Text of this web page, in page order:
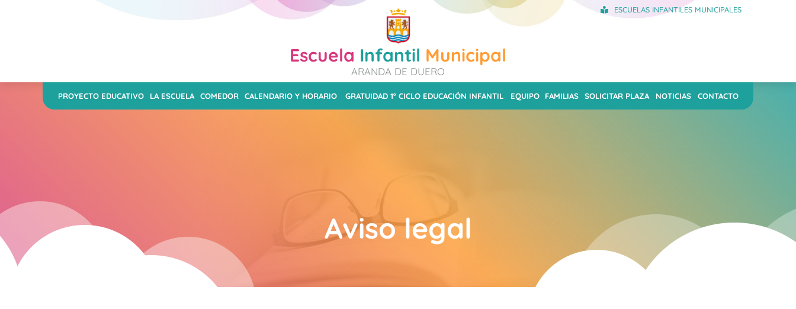
ESCUELAS INFANTILES MUNICIPALES
Escuela Infantil Municipal
ARANDA DE DUERO
PROYECTO EDUCATIVO LA ESCUELA COMEDOR CALENDARIO Y HORARIO GRATUIDAD 1º CICLO EDUCACIÓN INFANTIL EQUIPO FAMILIAS SOLICITAR PLAZA NOTICIAS CONTACTO
Aviso legal